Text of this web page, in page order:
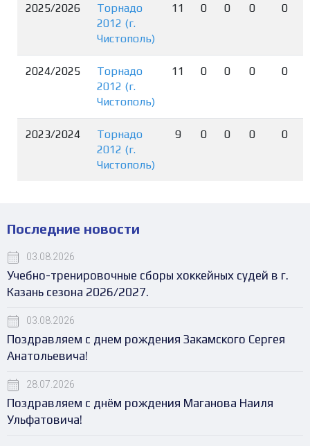
2025/2026
Торнадо
2012 (г.
Чистополь)
11 0 0 0 0
2024/2025
Торнадо
2012 (г.
Чистополь)
11 0 0 0 0
2023/2024
Торнадо
2012 (г.
Чистополь)
9 0 0 0 0
Последние новости
03.08.2026
Учебно-тренировочные сборы хоккейных судей в г.
Казань сезона 2026/2027.
03.08.2026
Поздравляем с днем рождения Закамского Сергея
Анатольевича!
28.07.2026
Поздравляем с днём рождения Маганова Наиля
Ульфатовича!